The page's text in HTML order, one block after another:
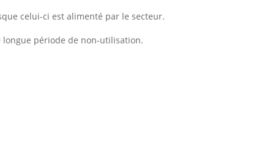
celui-ci est alimenté par le secteur.
période de non-utilisation.